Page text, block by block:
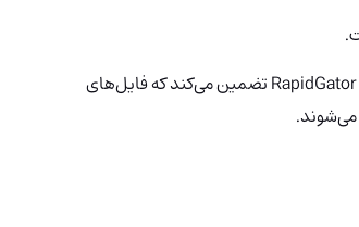
با سرورهای پر سرعتی که به صورت استراتژیک، در سراسر جهان قرار دارند، RapidGator تضمین می‌کند که فایل‌های
می‌شوند.